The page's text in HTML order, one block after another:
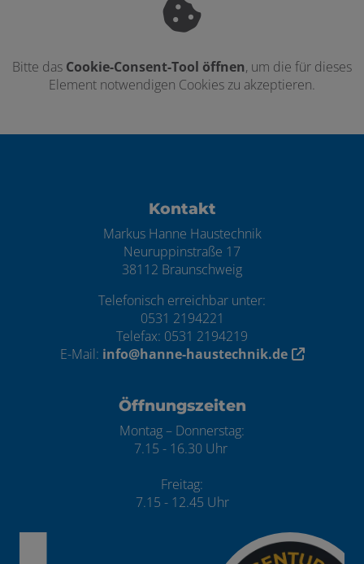
Bitte das Cookie-Consent-Tool öffnen, um die für dieses
Element notwendigen Cookies zu akzeptieren.
Kontakt
Markus Hanne Haustechnik
Neuruppinstraße 17
38112 Braunschweig
Telefonisch erreichbar unter:
0531 2194221
Telefax: 0531 2194219
E-Mail: info@hanne-haustechnik.de
Öffnungszeiten
Montag – Donnerstag:
7.15 - 16.30 Uhr
Freitag:
7.15 - 12.45 Uhr